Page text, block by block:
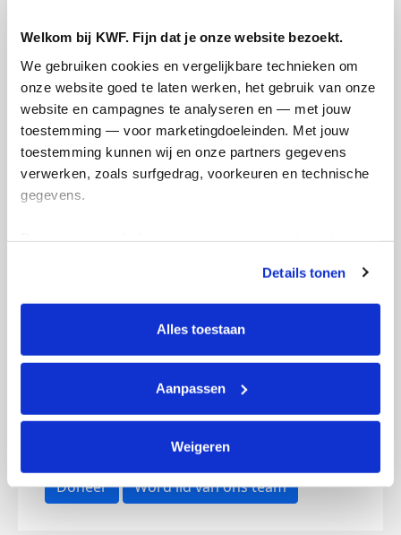
Welkom bij KWF. Fijn dat je onze website bezoekt.
We gebruiken cookies en vergelijkbare technieken om
onze website goed te laten werken, het gebruik van onze
website en campagnes te analyseren en — met jouw
toestemming — voor marketingdoeleinden. Met jouw
toestemming kunnen wij en onze partners gegevens
verwerken, zoals surfgedrag, voorkeuren en technische
gegevens.
tonen. Je kunt je toestemming op elk moment wijzigen of
intrekken via Cookie instellingen onderaan de pagina. De
lijst met cookies is te vinden in het tabblad “details”.
Details tonen
Alles toestaan
Aanpassen
Weigeren
Creditcard
Referentie
Ik wil bijdragen aan de transactiekosten
Doneer nu
Opgehaald Streefbedrag
Doneer Word lid van ons team